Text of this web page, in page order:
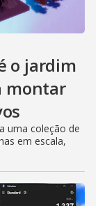
o jardim
montar
uma coleção de
em escala,